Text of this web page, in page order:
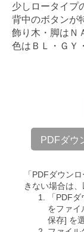
少しロータイプ
背中のボタンが
飾り木・脚はＮ
色はＢＬ・ＧＹ
PDFダウ
「PDFダウン
きない場合は
「PDF
をファイ
保存] を